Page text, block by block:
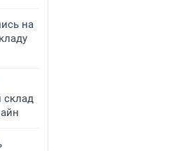
на
склад